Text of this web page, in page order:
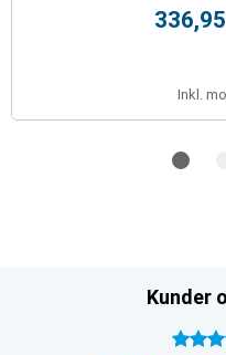
Inkl.
Kunder